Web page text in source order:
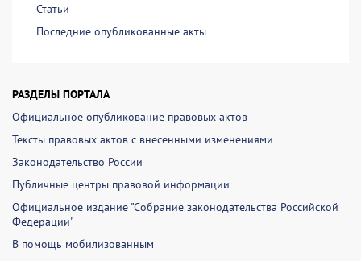
Статьи
Последние опубликованные акты
РАЗДЕЛЫ ПОРТАЛА
Официальное опубликование правовых актов
Тексты правовых актов с внесенными изменениями
Законодательство России
Публичные центры правовой информации
Официальное издание "Собрание законодательства Российской
Федерации"
В помощь мобилизованным